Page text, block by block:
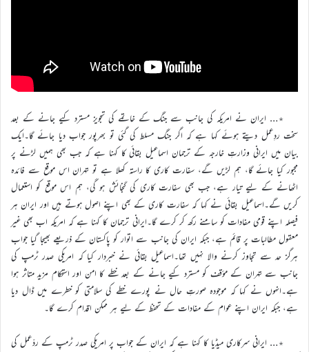
٭… ایران نے امریکہ کی جانب سے جنگ کے خاتمے کی تجویز مسترد کیے جانے کے بعد
سخت ردِعمل دیتے ہوئے کہا ہے کہ اگر جنگ مسلط کی گئی تو بھرپور جواب دیا جائے گا۔ایک
بیان میں ایرانی وزارتِ خارجہ کے ترجمان اسماعیل بقائی کا کہنا ہے کہ جب بھی ہمیں لڑنے پر
مجبور کیا جائے گا، ہم لڑیں گے، سفارت کاری کا راستہ کھلا ہے تو تہران اس موقع سے فائدہ
اٹھانے کے لیے تیار ہے، جب بھی سفارت کاری کی گنجائش ہو گی، ہم اس موقع کو استعمال
کریں گے۔اسماعیل بقائی نے کہا کہ سفارت کاری کے بھی اپنے اصول ہوتے ہیں اور ایران ہر
فیصلہ اپنے قومی مفادات کو سامنے رکھ کر کرے گا۔ایرانی ترجمان کا کہنا ہے کہ امریکہ اب بھی غیر
معقول مطالبات پر قائم ہے، جبکہ ایران کی جانب سے اتوار کو پاکستان کے ذریعے بھیجا گیا جواب
ہرگز حد سے تجاوز کرنے والا نہیں تھا۔اسماعیل بقائی نے خبردار کیا کہ امریکی صدر ٹرمپ کی
جانب سے تہران کے مؤقف کو مسترد کیے جانے کے بعد خطے کا امن اور استحکام مزید متاثر ہوا
ہے۔انہوں نے کہا کہ موجودہ صورتِ حال نے پورے خطے کی سلامتی کو خطرے میں ڈال دیا
ہے، جبکہ ایران اپنے عوام کے مفادات کے تحفظ کے لیے ہر ممکن اقدام کرے گا۔
٭… ایرانی سرکاری میڈیا کا کہنا ہے کہ ایران کے جواب پر امریکی صدر ٹرمپ کے ردّعمل کی